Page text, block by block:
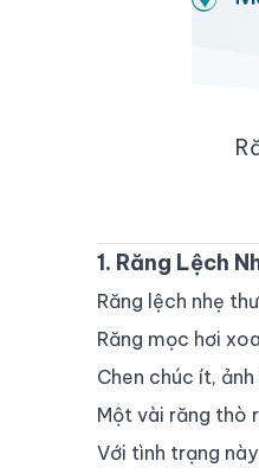
1. Răng Lệch
Răng lệch nhẹ
Răng mọc hơi
Chen chúc ít,
Một vài răng thò
Với tình trạng